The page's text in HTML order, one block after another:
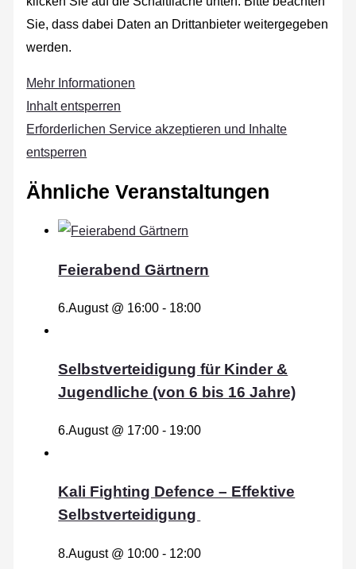
Sie, dass dabei Daten an Drittanbieter weitergegeben
werden.
Mehr Informationen
Inhalt entsperren
Erforderlichen Service akzeptieren und Inhalte
entsperren
Ähnliche Veranstaltungen
Feierabend Gärtnern
6.August @ 16:00 - 18:00
Selbstverteidigung für Kinder &
Jugendliche (von 6 bis 16 Jahre)
6.August @ 17:00 - 19:00
Kali Fighting Defence – Effektive
Selbstverteidigung
8.August @ 10:00 - 12:00